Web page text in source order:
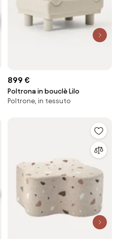
899 €
Poltrona in bouclè Lilo
Poltrone, in tessuto